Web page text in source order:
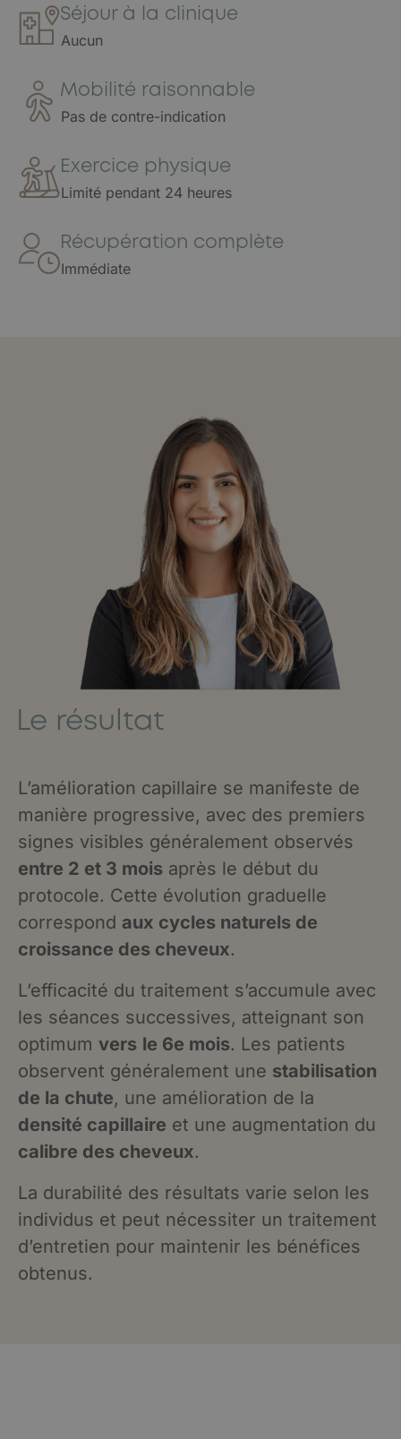
Séjour à la clinique
Aucun
Mobilité raisonnable
Pas de contre-indication
Exercice physique
Limité pendant 24 heures
Récupération complète
Immédiate
Le résultat
L’amélioration capillaire se manifeste de
manière progressive, avec des premiers
signes visibles généralement observés
entre 2 et 3 mois après le début du
protocole. Cette évolution graduelle
correspond aux cycles naturels de
croissance des cheveux.
L’efficacité du traitement s’accumule avec
les séances successives, atteignant son
optimum vers le 6e mois. Les patients
observent généralement une stabilisation
de la chute, une amélioration de la
densité capillaire et une augmentation du
calibre des cheveux.
La durabilité des résultats varie selon les
individus et peut nécessiter un traitement
d’entretien pour maintenir les bénéfices
obtenus.